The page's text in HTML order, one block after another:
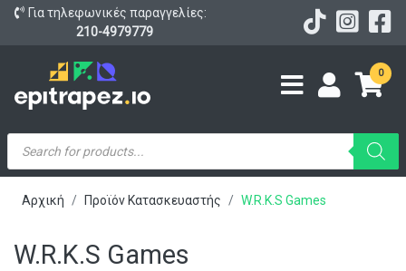
Για τηλεφωνικές παραγγελίες:
210-4979779
0
Products
search
Αρχική Προϊόν Κατασκευαστής W.R.K.S Games
W.R.K.S Games